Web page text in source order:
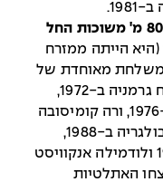
אלופות אולימפיות מאירופה ב-80/100 מ' משוכות החל
: קרין בלצר מגרמניה ב-1964 (היא הייתה ממזרח
גרמניה במשלחת מאוחדת של
המזרח והמערב), אנלי ארהרדט ממזרח גרמניה ב-1972,
יוהאנה קלר-שאלר ממזרח גרמניה ב-1976, ורה קומיסובה
מברה"מ ב-1980, יורדנקה דונקובה מבולגריה ב-1988,
פרסקייבי (וולה) פטולידו מיוון ב-1992 ולודמילה אנקוויסט
ניצחו האתלטיות